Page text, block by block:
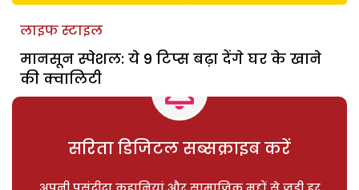
लाइफ स्टाइल
मानसून स्पेशल: ये 9 टिप्स बढ़ा देंगे घर के खाने
की क्वालिटी
सरिता डिजिटल सब्सक्राइब करें